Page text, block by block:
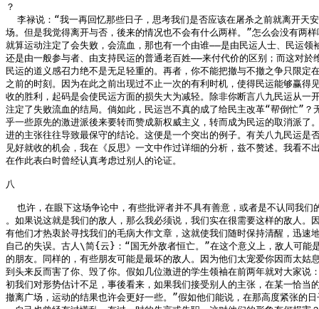
？
李禄说：“我一再回忆那些日子，思考我们是否应该在屠杀之前就离开天
场。但是我觉得离开与否，後来的情况也不会有什么两样。”怎么会没有两样
就算运动注定了会失败，会流血，那也有一个由谁——是由民运人士、民运领
还是由一般参与者、由支持民运的普通老百姓——来付代价的区别；而这对於
民运的道义感召力绝不是无足轻重的。再者，你不能把撤与不撤之争只限定
之前的时刻。因为在此之前出现过不止一次的有利时机，使得民运能够赢得
收的胜利，起码是会使民运方面的损失大为减轻。除非你断言八九民运从一
注定了失败流血的结局。倘如此，民运岂不真的成了给民主改革“帮倒忙”？
乎一些原先的激进派後来要转而赞成新权威主义，转而成为民运的取消派了
进的主张往往导致最保守的结论。这便是一个突出的例子。有关八九民运是
见好就收的机会，我在《反思》一文中作过详细的分析，兹不赘述。我看不
在作此表白时曾经认真考虑过别人的论证。
八
也许，在眼下这场争论中，有些批评者并不具有善意，或者是不认同我们
。如果说这就是我们的敌人，那么我必须说，我们实在很需要这样的敌人。
有他们才热衷於寻找我们的毛病大作文章，这就使我们随时保持清醒，迅速
自己的失误。古人\简{云}：“国无外敌者恒亡。”在这个意义上，敌人可能
的朋友。同样的，有些朋友可能是最坏的敌人。因为他们太宠爱你因而太姑
到头来反而害了你、毁了你。假如几位激进的学生领袖在前两年就对大家说
初我们对形势估计不足，事後看来，如果我们接受别人的主张，在某一恰当
撤离广场，运动的结果也许会更好一些。”假如他们能说，在那高度紧张的日